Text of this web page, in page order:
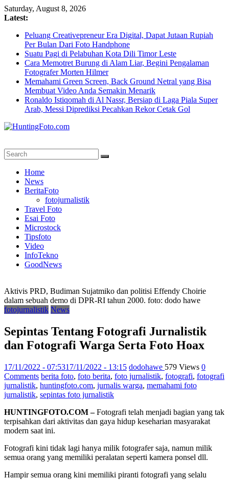
Skip
to
Saturday, August 8, 2026
Latest:
Peluang Creativepreneur Era Digital, Dapat Jutaan Rupiah
Per Bulan Dari Foto Handphone
Suatu Pagi di Pelabuhan Kota Dili Timor Leste
Cara Memotret Burung di Alam Liar, Begini Pengalaman
Fotografer Morten Hilmer
Memahami Green Screen, Back Ground Netral yang Bisa
Membuat Video Anda Semakin Menarik
Ronaldo Istiqomah di Al Nassr, Bersiap di Laga Piala Super
Arab, Messi Diprediksi Pecahkan Rekor Cetak Gol
Berita
Fotografi
Terpercaya
Home
News
BeritaFoto
fotojurnalistik
Travel Foto
Esai Foto
Microstock
Tipsfoto
Video
InfoTekno
GoodNews
Aktivis PRD, Budiman Sujatmiko dan politisi Effendy Choirie
dalam sebuah demo di DPR-RI tahun 2000. foto: dodo hawe
fotojurnalistik News
Sepintas Tentang Fotografi Jurnalistik
dan Fotografi Warga Serta Foto Hoax
17/11/2022 - 07:5317/11/2022 - 13:15 dodohawe 579 Views 0
Comments berita foto, foto berita, foto jurnalistik, fotografi, fotografi
jurnalistik, huntingfoto.com, jurnalis warga, memahami foto
jurnalistik, sepintas foto jurnalistik
HUNTINGFOTO.COM –Fotografi telah menjadi bagian yang tak
terpisahkan dari aktivitas dan gaya hidup keseharian masyarakat
modern saat ini.
Fotografi kini tidak lagi hanya milik fotografer saja, namun milik
semua orang yang memiliki peralatan seperti kamera ponsel dll.
Hampir semua orang kini memiliki piranti fotografi yang selalu